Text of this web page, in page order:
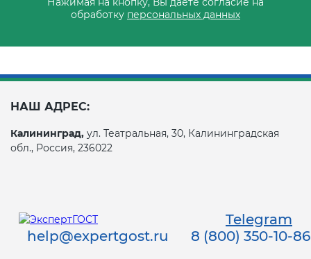
обработку персональных данных
НАШ АДРЕС:
Калининград, ул. Театральная, 30, Калининградская
обл., Россия, 236022
Telegram
help@expertgost.ru
8 (800) 350-10-86